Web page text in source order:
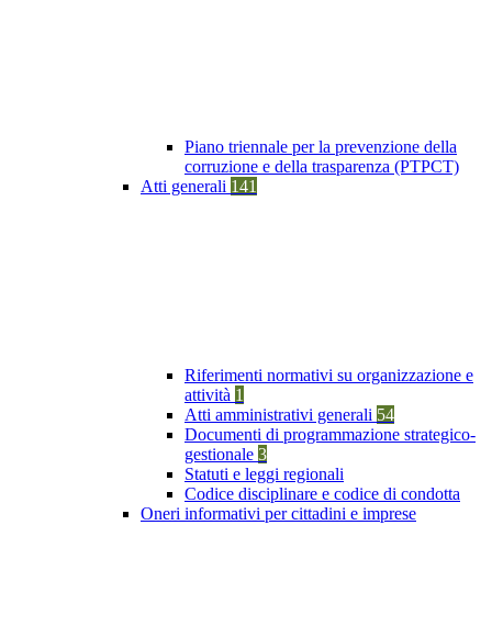
Piano triennale per la prevenzione della
corruzione e della trasparenza (PTPCT)
Atti generali 141
Riferimenti normativi su organizzazione e
attività 1
Atti amministrativi generali 54
Documenti di programmazione strategico-
gestionale 3
Statuti e leggi regionali
Codice disciplinare e codice di condotta
Oneri informativi per cittadini e imprese